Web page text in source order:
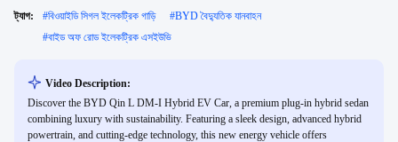
ট্যাগ: #বিওয়াইডি সিগল ইলেকট্রিক গাড়ি #BYD বৈদ্যুতিক যানবাহন
#বাইড অফ রোড ইলেকট্রিক এসইউভি
Video Description:
Discover the BYD Qin L DM-I Hybrid EV Car, a premium plug-in hybrid sedan
combining luxury with sustainability. Featuring a sleek design, advanced hybrid
powertrain, and cutting-edge technology, this new energy vehicle offers